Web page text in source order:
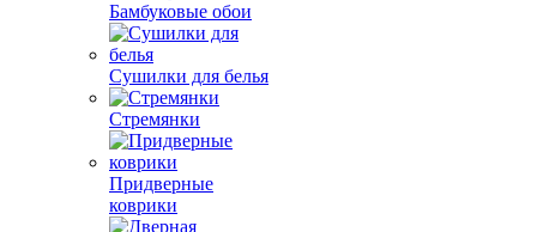
Бамбуковые обои
Сушилки для белья
Стремянки
Придверные
коврики